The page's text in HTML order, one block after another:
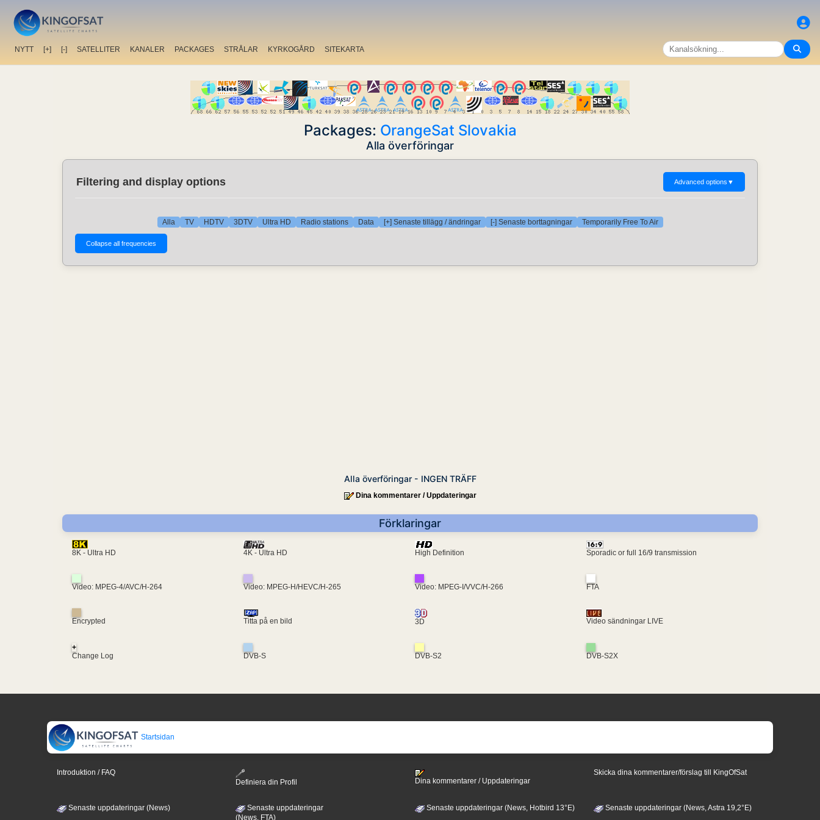
NYTT [+] [-] SATELLITER KANALER PACKAGES STRÅLAR KYRKOGÅRD SITEKARTA
Packages: OrangeSat Slovakia
Alla överföringar
Filtering and display options Advanced options ▼
Alla TV HDTV 3DTV Ultra HD Radio stations Data [+] Senaste tillägg / ändringar [-] Senaste borttagningar Temporarily Free To Air
Alla överföringar - INGEN TRÄFF
Dina kommentarer / Uppdateringar
Förklaringar
8K - Ultra HD 4K - Ultra HD High Definition Sporadic or full 16/9 transmission
Video: MPEG-4/AVC/H-264 Video: MPEG-H/HEVC/H-265 Video: MPEG-I/VVC/H-266 FTA
Encrypted Titta på en bild 3D Video sändningar LIVE
+
Change Log
DVB-S DVB-S2 DVB-S2X
Startsidan
Introduktion / FAQ
Definiera din Profil
Dina kommentarer / Uppdateringar
Skicka dina kommentarer/förslag till KingOfSat
Senaste uppdateringar (News)
Senaste uppdateringar
(News, FTA)
Senaste uppdateringar (News, Hotbird 13°E) Senaste uppdateringar (News, Astra 19,2°E)